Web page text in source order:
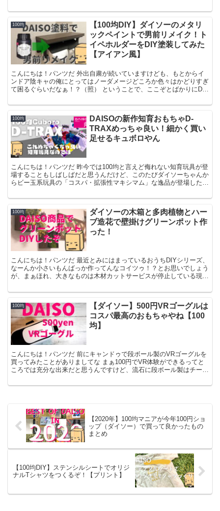
100均
【100均DIY】ダイソーのメタリ
ックペイントで男前リメイク！ト
イペホルダーをDIY塗装してみた
【アイアン風】
こんにちは！パンツだ 外出自粛が続いていますけども、もとからイ
ンドア陰キャの俺にとってはノーダメージどころか色々はかどりすぎ
て困るぐらいだなぁ！？（照） ということで、ここぞとばかりにDIY
100均
DAISOの新作知育おもちゃD-
TRAXめっちゃ良い！細かく買い
足せるキュボロやん
こんにちは！パンツだ 昨今では100均と言えど侮れない知育玩具が登
場することもしばしばだと思うんだけど、このたびダイソーちゃんか
らビー玉系玩具の「コスパ・拡張性マキシマム」な逸品が登場したの
100均
ダイソーの木箱と多肉植物とハー
ブ造花で壁掛けグリーンポット作
った！
こんにちは！パンツだ 最近とみにはまっているおうちDIYシリーズ、
なーんか小さいもんばっか作ってんなコイツゥ！？とお思いでしょう
が、まぁほれ、大きなものは木材カットサービスが停止している現状
100均
【ダイソー】500円VRゴーグルは
コスパ最高のおもちゃやね【100
均】
こんにちは！パンツだ 前にキャンドゥで段ボール製のVRゴーグルを
買ってみたことがありましてな まぁ100円でVR体験ができるってと
ころでは充分な出来だと思うんですけど、流石に段ボール製はチープ
【2020年】100均マニアが今年100円ショ
ップ（ダイソー）で買って良かったもの
まとめ
【100均DIY】ステンシルシートでオリジ
ナルTシャツをつくるぞ！【プリント】